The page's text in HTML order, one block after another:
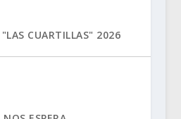
CUARTILLAS" 2026